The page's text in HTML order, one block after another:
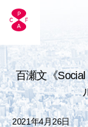
百瀬文《
2021年4月26日